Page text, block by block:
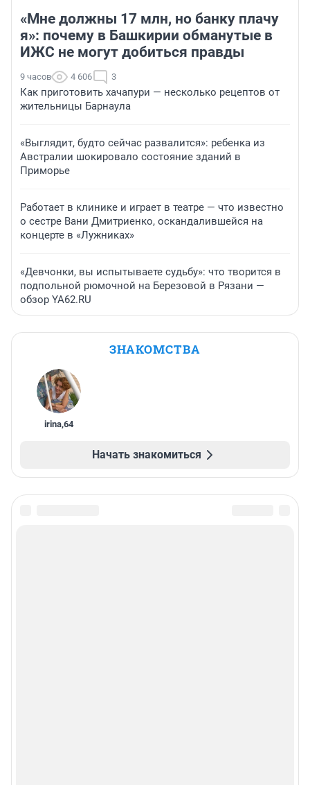
«Мне должны 17 млн, но банку плачу
я»: почему в Башкирии обманутые в
ИЖС не могут добиться правды
9 часов 4 606 3
Как приготовить хачапури — несколько рецептов от
жительницы Барнаула
«Выглядит, будто сейчас развалится»: ребенка из
Австралии шокировало состояние зданий в
Приморье
Работает в клинике и играет в театре — что известно
о сестре Вани Дмитриенко, оскандалившейся на
концерте в «Лужниках»
«Девчонки, вы испытываете судьбу»: что творится в
подпольной рюмочной на Березовой в Рязани —
обзор YA62.RU
ЗНАКОМСТВА
irina,64
Начать знакомиться